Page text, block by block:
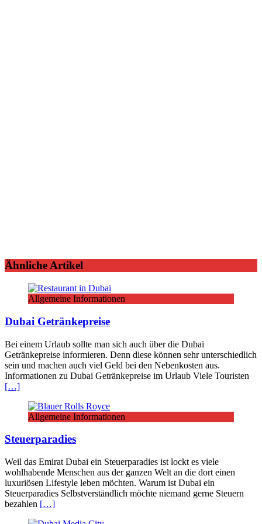
Ähnliche Artikel
Allgemeine Informationen
Dubai Getränkepreise
Bei einem Urlaub sollte man sich auch über die Dubai
Getränkepreise informieren. Denn diese können sehr unterschiedlich
sein und machen auch viel Geld bei den Nebenkosten aus.
Informationen zu Dubai Getränkepreise im Urlaub Viele Touristen
[…]
Allgemeine Informationen
Steuerparadies
Weil das Emirat Dubai ein Steuerparadies ist lockt es viele
wohlhabende Menschen aus der ganzen Welt an die dort einen
luxuriösen Lifestyle leben möchten. Warum ist Dubai ein
Steuerparadies Selbstverständlich möchte niemand gerne Steuern
bezahlen […]